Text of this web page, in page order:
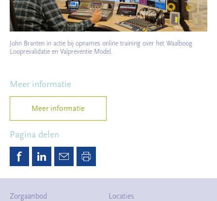
John Branten in actie bij opnames online training over het Waalboog
Looprevalidatie en Valpreventie Model.
Meer informatie
Meer informatie
Pagina delen
Zorgaanbod Locaties